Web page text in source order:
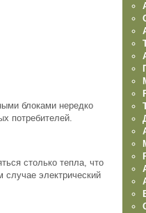
блоками нередко
потребителей.
столько тепла, что
случае электрический